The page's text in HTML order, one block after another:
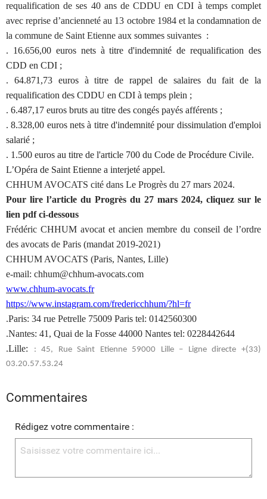
requalification de ses 40 ans de CDDU en CDI à temps complet
avec reprise d’ancienneté au 13 octobre 1984 et la condamnation de
la commune de Saint Etienne aux sommes suivantes :
. 16.656,00 euros nets à titre d'indemnité de requalification des
CDD en CDI ;
. 64.871,73 euros à titre de rappel de salaires du fait de la
requalification des CDDU en CDI à temps plein ;
. 6.487,17 euros bruts au titre des congés payés afférents ;
. 8.328,00 euros nets à titre d'indemnité pour dissimulation d'emploi
salarié ;
. 1.500 euros au titre de l'article 700 du Code de Procédure Civile.
L’Opéra de Saint Etienne a interjeté appel.
CHHUM AVOCATS cité dans Le Progrès du 27 mars 2024.
Pour lire l’article du Progrès du 27 mars 2024, cliquez sur le
lien pdf ci-dessous
Frédéric CHHUM avocat et ancien membre du conseil de l’ordre
des avocats de Paris (mandat 2019-2021)
CHHUM AVOCATS (Paris, Nantes, Lille)
e-mail: chhum@chhum-avocats.com
www.chhum-avocats.fr
https://www.instagram.com/fredericchhum/?hl=fr
.Paris: 34 rue Petrelle 75009 Paris tel: 0142560300
.Nantes: 41, Quai de la Fosse 44000 Nantes tel: 0228442644
.Lille:
: 45, Rue Saint Etienne 59000 Lille – Ligne directe +(33)
03.20.57.53.24
Commentaires
Rédigez votre commentaire :